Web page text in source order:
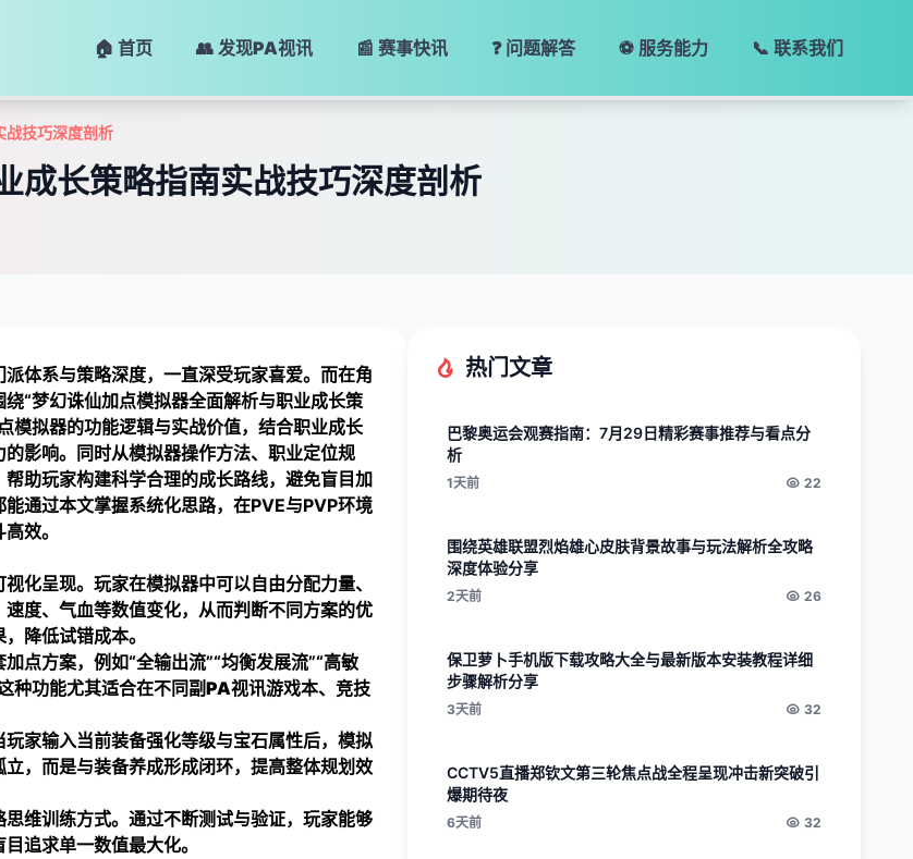
🏠 首页 👥 发现PA视讯 📰 赛事快讯 ❓ 问题解答 ⚽ 服务能力 📞 联系我们
战技巧深度剖析
成长策略指南实战技巧深度剖析
体系与策略深度，一直深受玩家喜爱。而在角
“梦幻诛仙加点模拟器全面解析与职业成长策
模拟器的功能逻辑与实战价值，结合职业成长
影响。同时从模拟器操作方法、职业定位规
助玩家构建科学合理的成长路线，避免盲目加
通过本文掌握系统化思路，在PVE与PVP环境
效。
化呈现。玩家在模拟器中可以自由分配力量、
度、气血等数值变化，从而判断不同方案的优
降低试错成本。
点方案，例如“全输出流”“均衡发展流”“高敏
种功能尤其适合在不同副PA视讯游戏本、竞技
家输入当前装备强化等级与宝石属性后，模拟
，而是与装备养成形成闭环，提高整体规划效
维训练方式。通过不断测试与验证，玩家能够
追求单一数值最大化。
热门文章
巴黎奥运会观赛指南：7月29日精彩赛事推荐与看点分
析
1天前 22
围绕英雄联盟烈焰雄心皮肤背景故事与玩法解析全攻略
深度体验分享
2天前 26
保卫萝卜手机版下载攻略大全与最新版本安装教程详细
步骤解析分享
3天前 32
CCTV5直播郑钦文第三轮焦点战全程呈现冲击新突破引
爆期待夜
6天前 32